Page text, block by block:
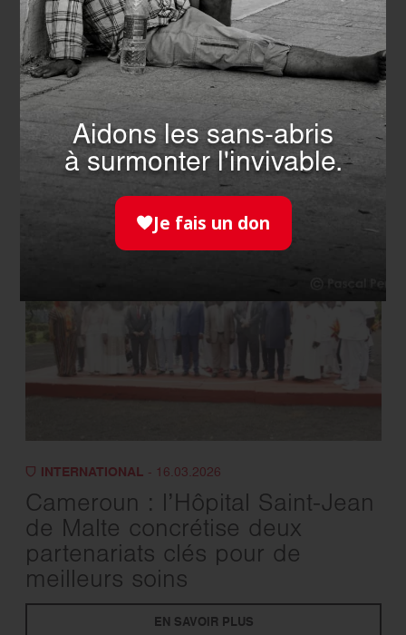
INTERNATIONAL- 01.04.2026
Santé infantile : mission
médicale au cœur des
bidonvilles de Manille
EN SAVOIR PLUS
INTERNATIONAL - 16.03.2026
Cameroun : l’Hôpital Saint-Jean
de Malte concrétise deux
partenariats clés pour de
meilleurs soins
EN SAVOIR PLUS
Aidons les sans-abris
à surmonter l'invivable.
Je fais un don